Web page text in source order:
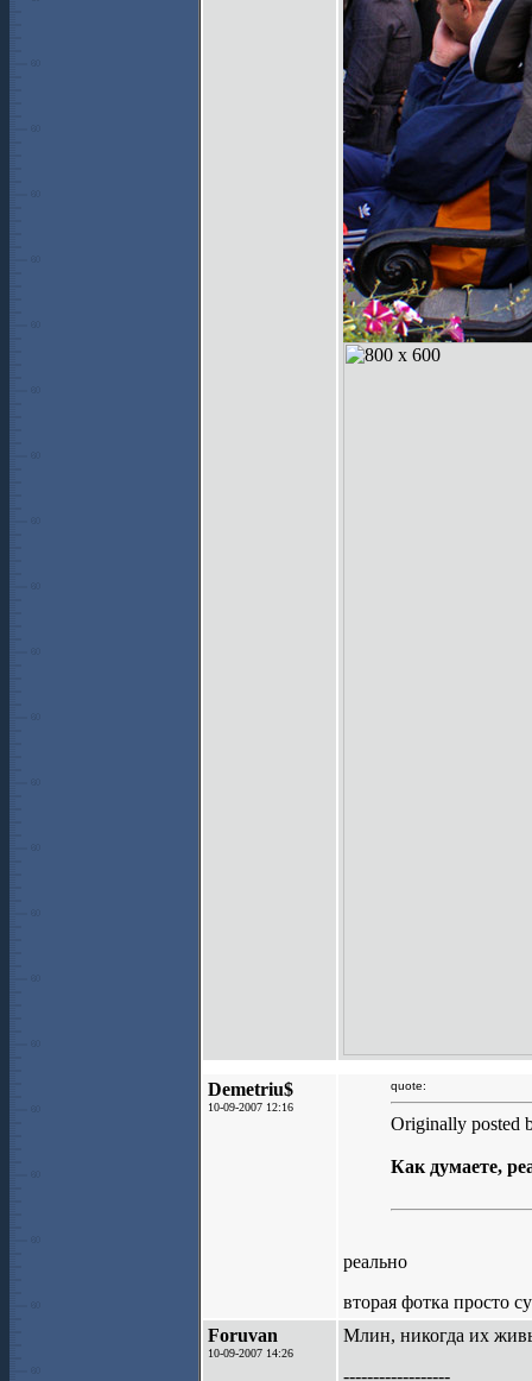
Demetriu$
10-09-2007 12:16
quote:
Originally posted
Как думаете,
реально
вторая фотка просто
Foruvan
10-09-2007 14:26
Млин, никогда их
------------------